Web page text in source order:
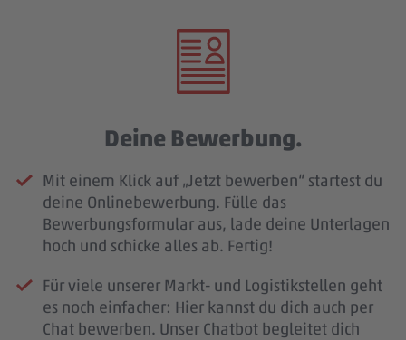
Deine Bewerbung.
Mit einem Klick auf „Jetzt bewerben“ startest du
deine Onlinebewerbung. Fülle das
Bewerbungsformular aus, lade deine Unterlagen
hoch und schicke alles ab. Fertig!
Für viele unserer Markt- und Logistikstellen geht
es noch einfacher: Hier kannst du dich auch per
Chat bewerben. Unser Chatbot begleitet dich